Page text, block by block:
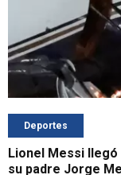
Deportes
Lionel Messi
su padre Jorge